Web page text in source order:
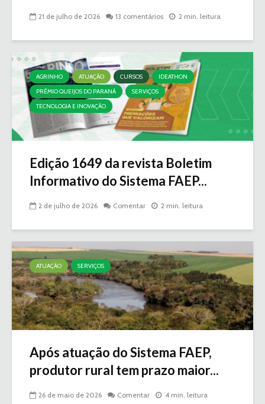
21 de julho de 2026 13 comentários 2 min. leitura
AGRINHO ATUAÇÃO CURSOS
IDEATHON
PRÊMIO QUEIJOS DO PARANÁ
SERVIÇOS
TECNOLOGIA E INOVAÇÃO
Edição 1649 da revista Boletim
Informativo do Sistema FAEP...
2 de julho de 2026 Comentar 2 min. leitura
ATUAÇÃO SERVIÇOS
Após atuação do Sistema FAEP,
produtor rural tem prazo maior...
26 de maio de 2026 Comentar 4 min. leitura